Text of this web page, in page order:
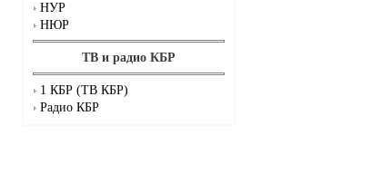
НУР
НЮР
ТВ и радио КБР
1 КБР (ТВ КБР)
Радио КБР